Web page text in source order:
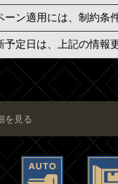
ン適用には、制約条
定日は、上記の情報
を見る